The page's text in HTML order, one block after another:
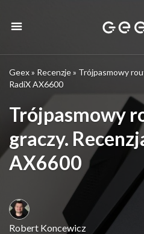
Geex» Recenzje» Trójpasmowy
RadiX AX6600
Trójpasmowy
graczy.
AX6600
Robert Koncewicz